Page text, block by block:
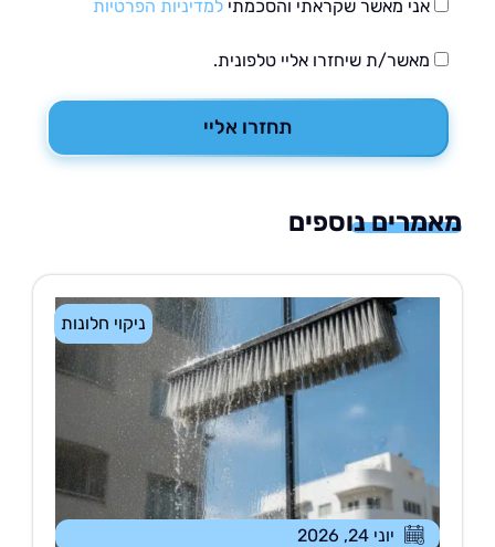
אני מאשר שקראתי והסכמתילמדיניות הפרטיות
מאשר/ת שיחזרו אליי טלפונית.
תחזרו אליי
נוספים
ניקוי חלונות
יוני 24, 2026